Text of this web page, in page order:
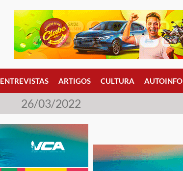
ENTREVISTAS ARTIGOS CULTURA AUTOINFO
26/03/2022